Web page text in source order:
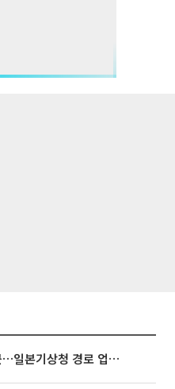
태풍 '돌핀' 오키나와 접근…일본기상청 경로 업데이트